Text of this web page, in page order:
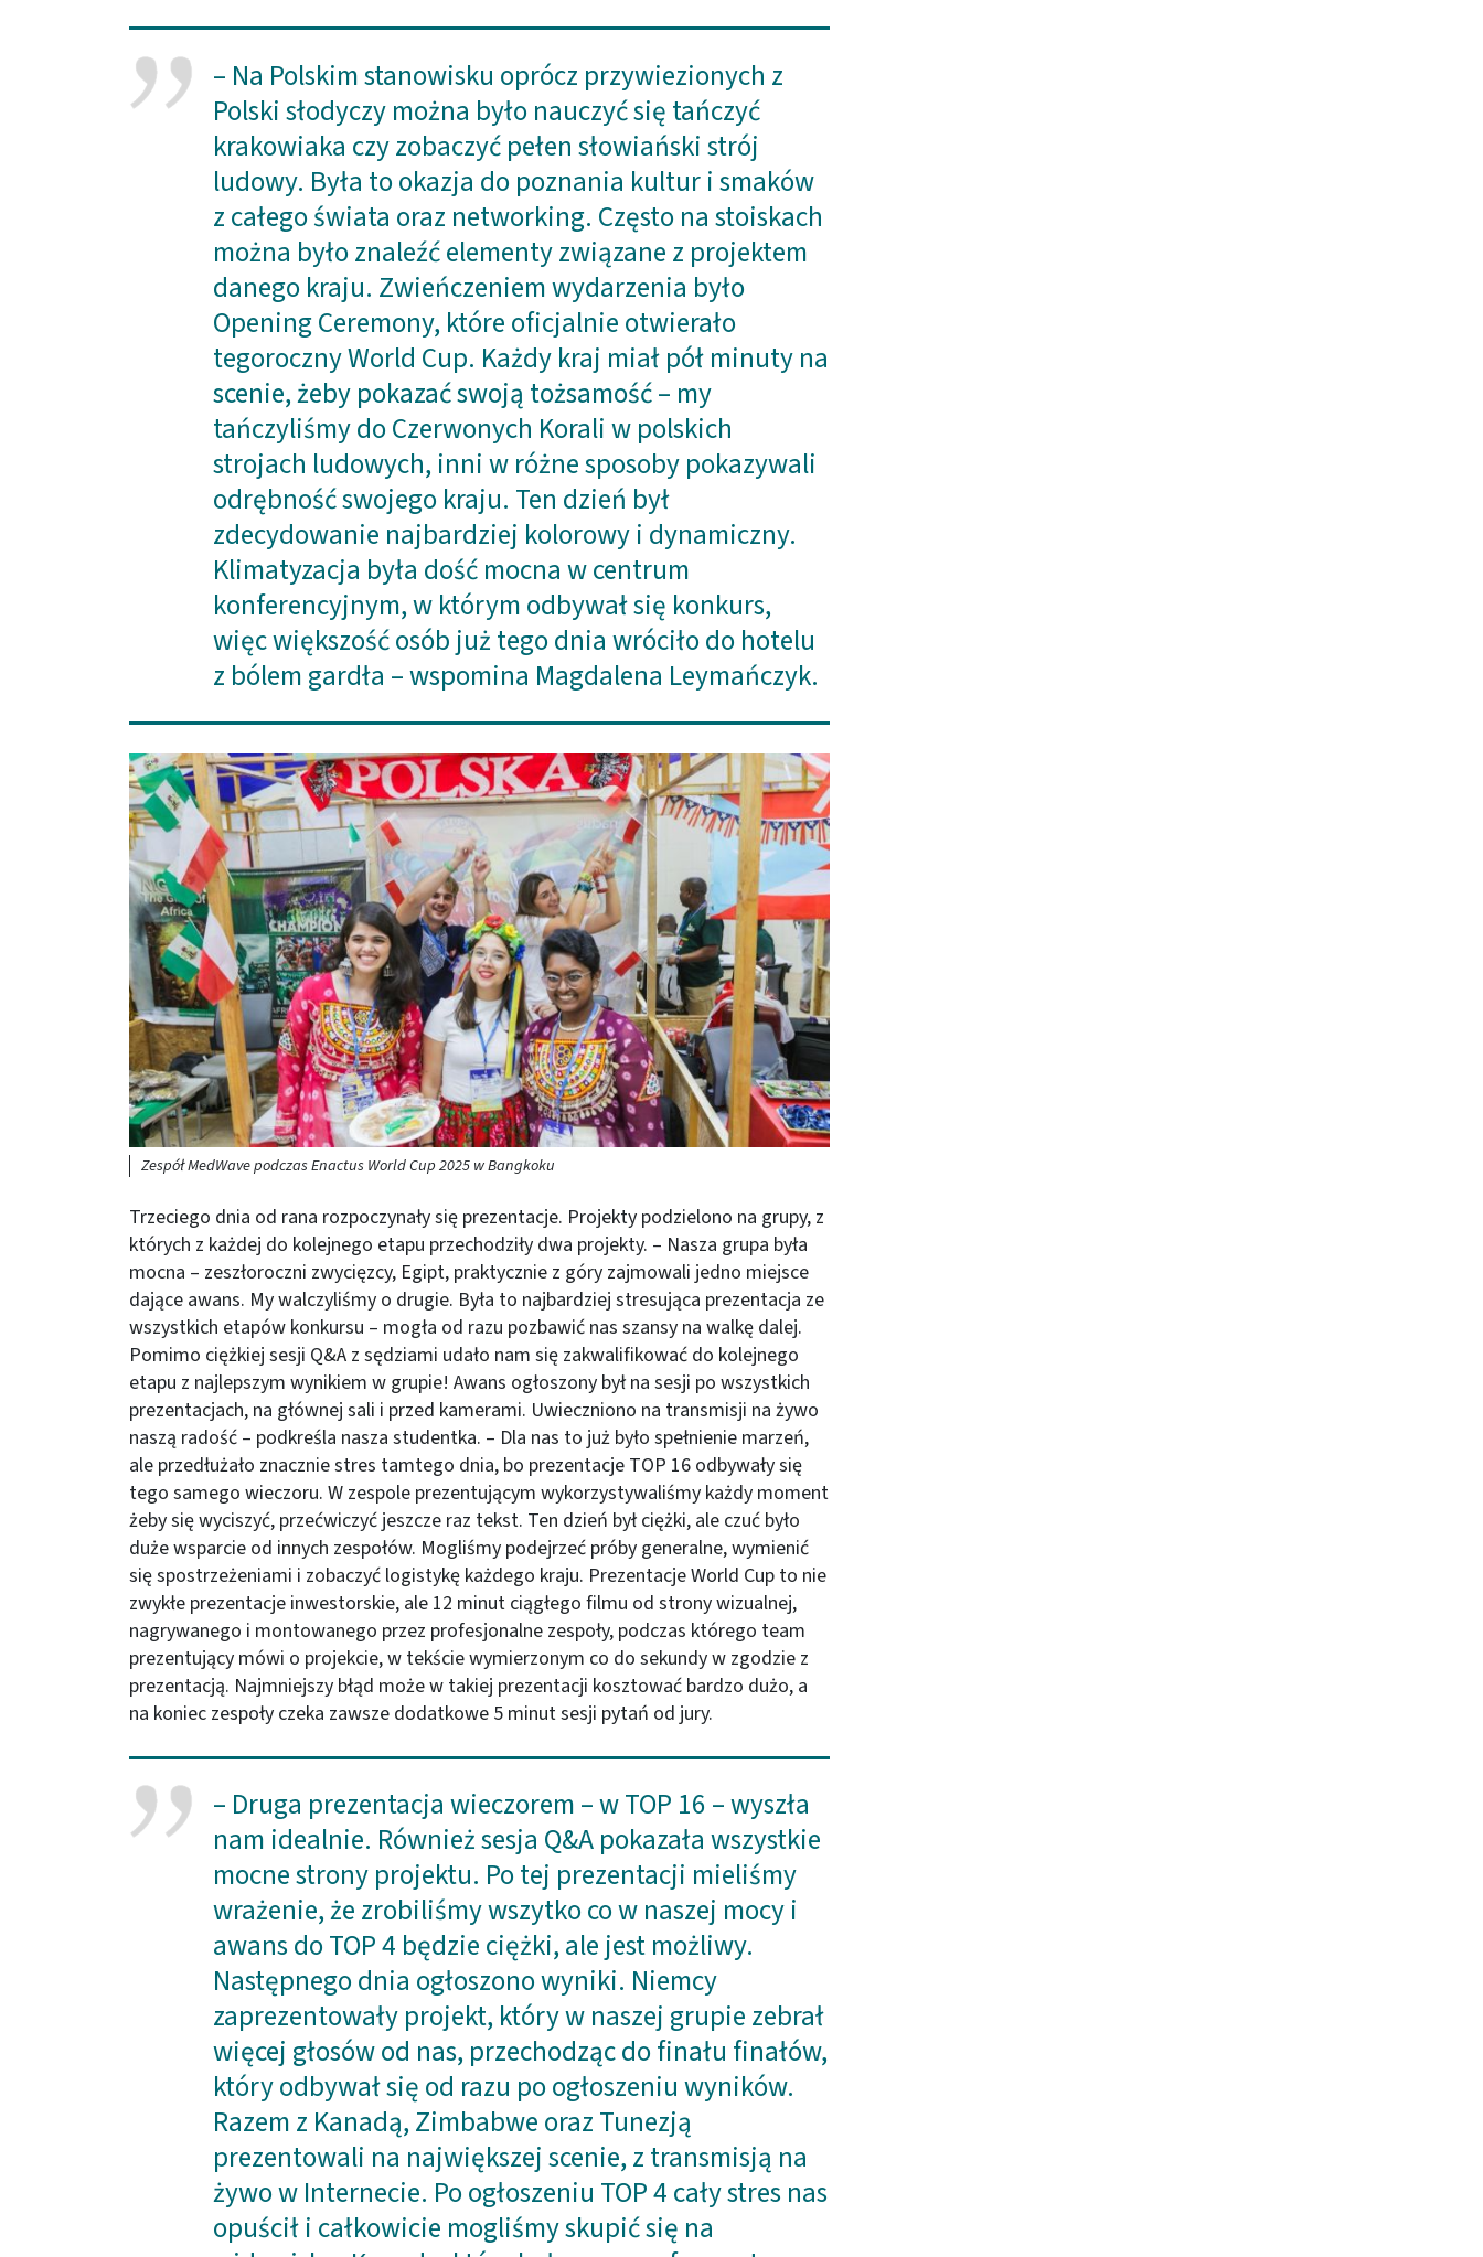
– Na Polskim stanowisku oprócz przywiezionych z
Polski słodyczy można było nauczyć się tańczyć
krakowiaka czy zobaczyć pełen słowiański strój
ludowy. Była to okazja do poznania kultur i smaków
z całego świata oraz networking. Często na stoiskach
można było znaleźć elementy związane z projektem
danego kraju. Zwieńczeniem wydarzenia było
Opening Ceremony, które oficjalnie otwierało
tegoroczny World Cup. Każdy kraj miał pół minuty na
scenie, żeby pokazać swoją tożsamość – my
tańczyliśmy do Czerwonych Korali w polskich
strojach ludowych, inni w różne sposoby pokazywali
odrębność swojego kraju. Ten dzień był
zdecydowanie najbardziej kolorowy i dynamiczny.
Klimatyzacja była dość mocna w centrum
konferencyjnym, w którym odbywał się konkurs,
więc większość osób już tego dnia wróciło do hotelu
z bólem gardła – wspomina Magdalena Leymańczyk.
Obraz (old)
Zespół MedWave podczas Enactus World Cup 2025 w Bangkoku
Trzeciego dnia od rana rozpoczynały się prezentacje. Projekty podzielono na grupy, z
których z każdej do kolejnego etapu przechodziły dwa projekty. – Nasza grupa była
mocna – zeszłoroczni zwycięzcy, Egipt, praktycznie z góry zajmowali jedno miejsce
dające awans. My walczyliśmy o drugie. Była to najbardziej stresująca prezentacja ze
wszystkich etapów konkursu – mogła od razu pozbawić nas szansy na walkę dalej.
Pomimo ciężkiej sesji Q&A z sędziami udało nam się zakwalifikować do kolejnego
etapu z najlepszym wynikiem w grupie! Awans ogłoszony był na sesji po wszystkich
prezentacjach, na głównej sali i przed kamerami. Uwieczniono na transmisji na żywo
naszą radość – podkreśla nasza studentka. – Dla nas to już było spełnienie marzeń,
ale przedłużało znacznie stres tamtego dnia, bo prezentacje TOP 16 odbywały się
tego samego wieczoru. W zespole prezentującym wykorzystywaliśmy każdy moment
żeby się wyciszyć, przećwiczyć jeszcze raz tekst. Ten dzień był ciężki, ale czuć było
duże wsparcie od innych zespołów. Mogliśmy podejrzeć próby generalne, wymienić
się spostrzeżeniami i zobaczyć logistykę każdego kraju. Prezentacje World Cup to nie
zwykłe prezentacje inwestorskie, ale 12 minut ciągłego filmu od strony wizualnej,
nagrywanego i montowanego przez profesjonalne zespoły, podczas którego team
prezentujący mówi o projekcie, w tekście wymierzonym co do sekundy w zgodzie z
prezentacją. Najmniejszy błąd może w takiej prezentacji kosztować bardzo dużo, a
na koniec zespoły czeka zawsze dodatkowe 5 minut sesji pytań od jury.
– Druga prezentacja wieczorem – w TOP 16 – wyszła
nam idealnie. Również sesja Q&A pokazała wszystkie
mocne strony projektu. Po tej prezentacji mieliśmy
wrażenie, że zrobiliśmy wszytko co w naszej mocy i
awans do TOP 4 będzie ciężki, ale jest możliwy.
Następnego dnia ogłoszono wyniki. Niemcy
zaprezentowały projekt, który w naszej grupie zebrał
więcej głosów od nas, przechodząc do finału finałów,
który odbywał się od razu po ogłoszeniu wyników.
Razem z Kanadą, Zimbabwe oraz Tunezją
prezentowali na największej scenie, z transmisją na
żywo w Internecie. Po ogłoszeniu TOP 4 cały stres nas
opuścił i całkowicie mogliśmy skupić się na